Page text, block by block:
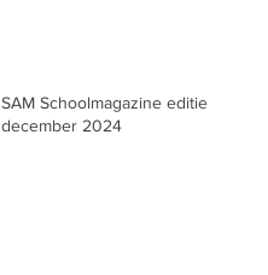
SAM Schoolmagazine editie
december 2024